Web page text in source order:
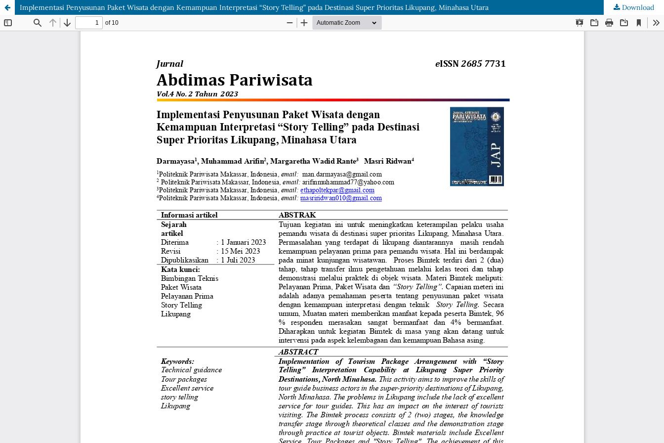
Implementasi Penyusunan Paket Wisata dengan Kemampuan Interpretasi “Story Telling” pada Destinasi Super Prioritas Likupang, Minahasa Utara Download